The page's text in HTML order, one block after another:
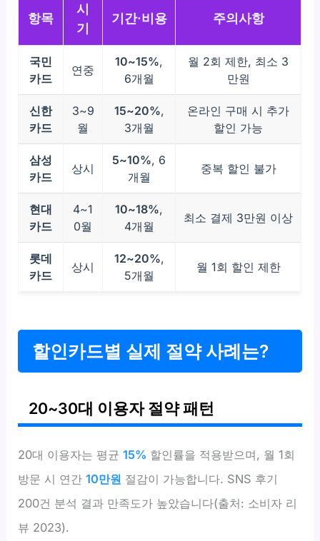
항목
시
기
기간·비용 주의사항
국민
카드
연중
10~15%,
6개월
월 2회 제한, 최소 3
만원
신한
카드
3~9
월
15~20%,
3개월
온라인 구매 시 추가
할인 가능
삼성
카드
상시
5~10%, 6
개월
중복 할인 불가
현대
카드
4~1
0월
10~18%,
4개월
최소 결제 3만원 이상
롯데
카드
상시
12~20%,
5개월
월 1회 할인 제한
할인카드별 실제 절약 사례는?
20~30대 이용자 절약 패턴
20대 이용자는 평균15% 할인률을 적용받으며, 월 1회
방문 시 연간10만원 절감이 가능합니다. SNS 후기
200건 분석 결과 만족도가 높았습니다(출처: 소비자 리
뷰 2023).